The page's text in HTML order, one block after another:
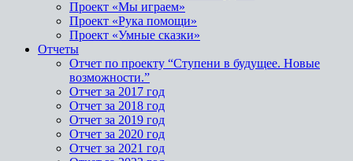
Проект «Мы играем»
Проект «Рука помощи»
Проект «Умные сказки»
Отчеты
Отчет по проекту “Ступени в будущее. Новые
возможности.”
Отчет за 2017 год
Отчет за 2018 год
Отчет за 2019 год
Отчет за 2020 год
Отчет за 2021 год